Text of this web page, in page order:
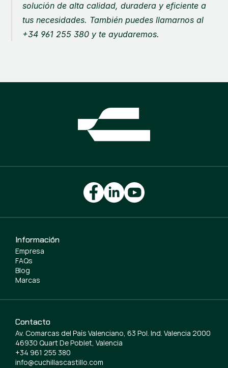
solución de alta calidad, duradera y eficiente a
tus necesidades. También puedes llamarnos al
+34 961 255 380 y te ayudaremos.
Información
Empresa
FAQs
Blog
Marcas
Contacto
Av. Comarcas del País Valenciano, 63 Pol. Ind. Valencia 2000
46930 Quart De Poblet, Valencia
+34 961 255 380
info@cuchillascastillo.com